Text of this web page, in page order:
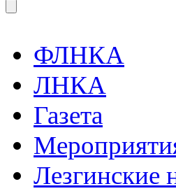
ФЛНКА
ЛНКА
Газета
Лезгинские